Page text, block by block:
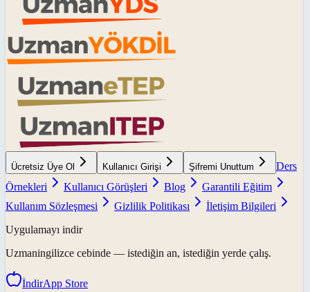
Ücretsiz Üye Ol Kullanıcı Girişi Şifremi Unuttum
Ders
Örnekleri
Kullanıcı Görüşleri Blog
Garantili Eğitim
Kullanım Sözleşmesi
Gizlilik Politikası
İletişim Bilgileri
Uygulamayı indir
Uzmaningilizce cebinde — istediğin an, istediğin yerde çalış.
İndirApp Store